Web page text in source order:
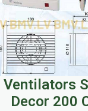
Ventilators
Decor 200